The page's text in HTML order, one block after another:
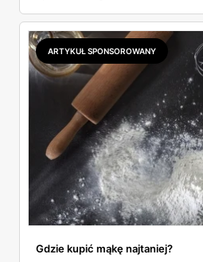
2,99 zł za kilogram, ale
odpowiada masłem za 2,99 zł.
najwięcej wyciśniesz z
do Aldi.
ARTYKUŁ SPONSOROWANY
Gdzie kupić mąkę najtaniej?